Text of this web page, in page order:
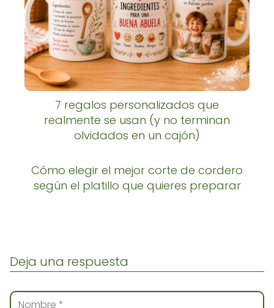
7 regalos personalizados que
realmente se usan (y no terminan
olvidados en un cajón)
Cómo elegir el mejor corte de cordero
según el platillo que quieres preparar
Deja una respuesta